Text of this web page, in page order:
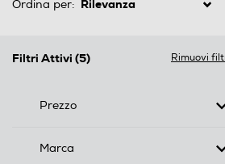
Ordina per:
Filtri Attivi (5) Rimuovi
Prezzo
Marca